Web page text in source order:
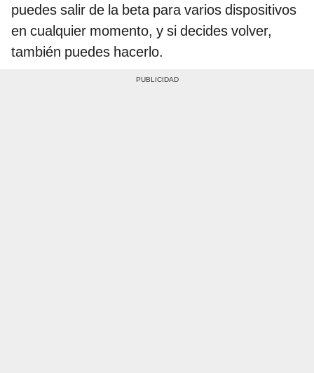
puedes salir de la beta para varios dispositivos
en cualquier momento, y si decides volver,
también puedes hacerlo.